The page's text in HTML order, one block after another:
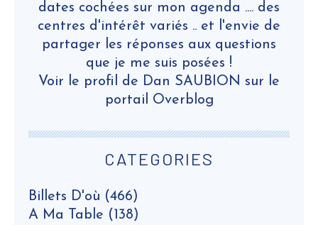
CATEGORIES
Billets D'où (466)
A Ma Table (138)
dates cochées sur mon agenda .... des
centres d'intérêt variés .. et l'envie de
partager les réponses aux questions
que je me suis posées !
Voir le profil de Dan SAUBION sur le
portail Overblog